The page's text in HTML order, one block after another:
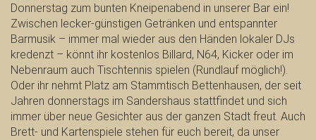
Donnerstag zum bunten Kneipenabend in unserer Bar ein!
Zwischen lecker-günstigen Getränken und entspannter
Barmusik – immer mal wieder aus den Händen lokaler DJs
kredenzt – könnt ihr kostenlos Billard, N64, Kicker oder im
Nebenraum auch Tischtennis spielen (Rundlauf möglich!).
Oder ihr nehmt Platz am Stammtisch Bettenhausen, der seit
Jahren donnerstags im Sandershaus stattfindet und sich
immer über neue Gesichter aus der ganzen Stadt freut. Auch
Brett- und Kartenspiele stehen für euch bereit, da unser